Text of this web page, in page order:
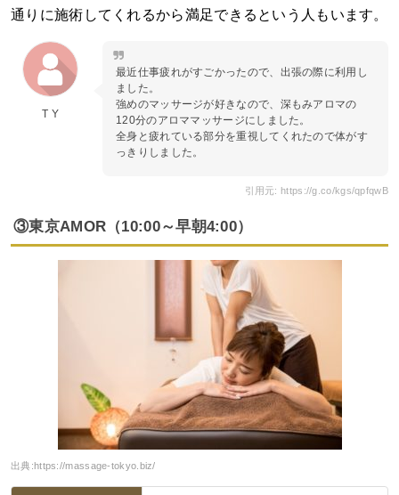
通りに施術してくれるから満足できるという人もいます。
T Y
最近仕事疲れがすごかったので、出張の際に利用し
ました。
強めのマッサージが好きなので、深もみアロマの
120分のアロママッサージにしました。
全身と疲れている部分を重視してくれたので体がす
っきりしました。
引用元: https://g.co/kgs/qpfqwB
③東京AMOR（10:00～早朝4:00）
出典: https://massage-tokyo.biz/